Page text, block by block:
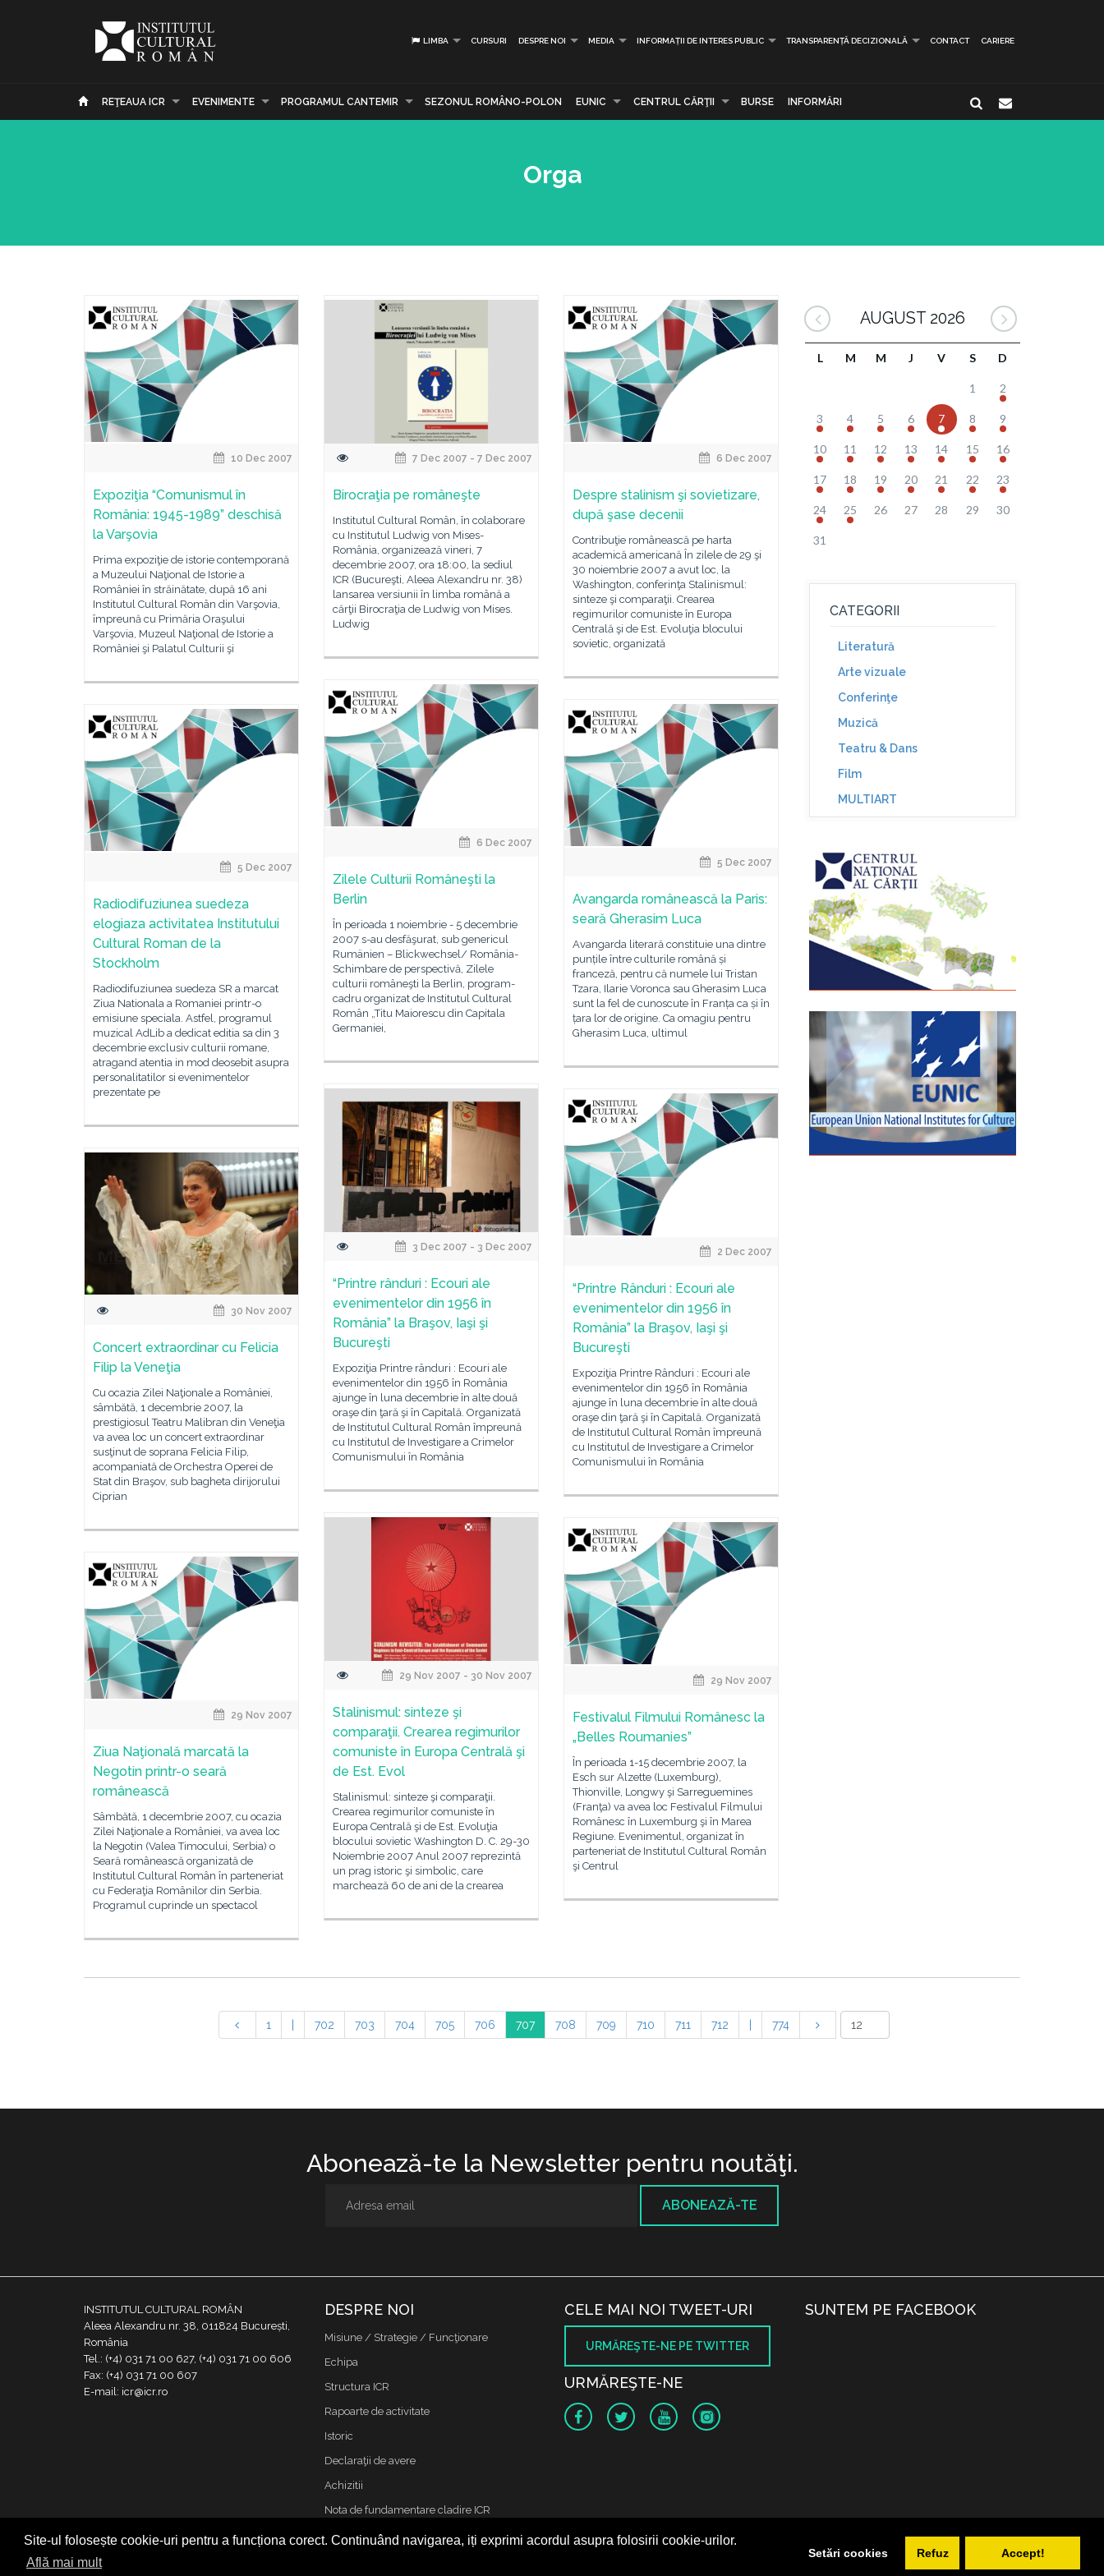
Site-ul folosește cookie-uri pentru a funcționa corect. Continuând navigarea, iți exprimi acordul asupra folosirii cookie-urilor.
Află mai mult
Setări cookies Refuz Accept!
LIMBA CURSURI DESPRE NOI MEDIA INFORMAȚII DE INTERES PUBLIC TRANSPARENȚĂ DECIZIONALĂ CONTACT CARIERE
REŢEAUA ICR EVENIMENTE PROGRAMUL CANTEMIR SEZONUL ROMÂNO-POLON EUNIC CENTRUL CĂRŢII BURSE INFORMĂRI
Orga
10 Dec 2007
Expoziţia “Comunismul în
România: 1945-1989” deschisă
la Varşovia
Prima expoziţie de istorie contemporană
a Muzeului Naţional de Istorie a
României în străinătate, după 16 ani
Institutul Cultural Român din Varşovia,
împreună cu Primăria Oraşului
Varşovia, Muzeul Naţional de Istorie a
României şi Palatul Culturii şi
7 Dec 2007 - 7 Dec 2007
Birocraţia pe româneşte
Institutul Cultural Român, în colaborare
cu Institutul Ludwig von Mises-
România, organizează vineri, 7
decembrie 2007, ora 18:00, la sediul
ICR (Bucureşti, Aleea Alexandru nr. 38)
lansarea versiunii în limba română a
cărţii Birocraţia de Ludwig von Mises.
Ludwig
6 Dec 2007
Despre stalinism şi sovietizare,
după şase decenii
Contribuţie românească pe harta
academică americană În zilele de 29 şi
30 noiembrie 2007 a avut loc, la
Washington, conferinţa Stalinismul:
sinteze şi comparaţii. Crearea
regimurilor comuniste în Europa
Centrală şi de Est. Evoluţia blocului
sovietic, organizată
6 Dec 2007
Zilele Culturii Româneşti la
Berlin
În perioada 1 noiembrie - 5 decembrie
2007 s-au desfăşurat, sub genericul
Rumänien – Blickwechsel/ România-
Schimbare de perspectivă, Zilele
culturii româneşti la Berlin, program-
cadru organizat de Institutul Cultural
Român „Titu Maiorescu din Capitala
Germaniei,
5 Dec 2007
Avangarda românească la Paris:
seară Gherasim Luca
Avangarda literară constituie una dintre
punțile între culturile română și
franceză, pentru că numele lui Tristan
Tzara, Ilarie Voronca sau Gherasim Luca
sunt la fel de cunoscute în Franța ca și în
țara lor de origine. Ca omagiu pentru
Gherasim Luca, ultimul
5 Dec 2007
Radiodifuziunea suedeza
elogiaza activitatea Institutului
Cultural Roman de la
Stockholm
Radiodifuziunea suedeza SR a marcat
Ziua Nationala a Romaniei printr-o
emisiune speciala. Astfel, programul
muzical AdLib a dedicat editia sa din 3
decembrie exclusiv culturii romane,
atragand atentia in mod deosebit asupra
personalitatilor si evenimentelor
prezentate pe
3 Dec 2007 - 3 Dec 2007
“Printre rânduri : Ecouri ale
evenimentelor din 1956 în
România” la Braşov, Iaşi şi
Bucureşti
Expoziţia Printre rânduri : Ecouri ale
evenimentelor din 1956 în România
ajunge în luna decembrie în alte două
oraşe din ţară şi în Capitală. Organizată
de Institutul Cultural Român împreună
cu Institutul de Investigare a Crimelor
Comunismului în România
2 Dec 2007
“Printre Rânduri : Ecouri ale
evenimentelor din 1956 în
România” la Braşov, Iaşi şi
Bucureşti
Expoziţia Printre Rânduri : Ecouri ale
evenimentelor din 1956 în România
ajunge în luna decembrie în alte două
oraşe din ţară şi în Capitală. Organizată
de Institutul Cultural Român împreună
cu Institutul de Investigare a Crimelor
Comunismului în România
30 Nov 2007
Concert extraordinar cu Felicia
Filip la Veneţia
Cu ocazia Zilei Naţionale a României,
sâmbătă, 1 decembrie 2007, la
prestigiosul Teatru Malibran din Veneţia
va avea loc un concert extraordinar
susţinut de soprana Felicia Filip,
acompaniată de Orchestra Operei de
Stat din Braşov, sub bagheta dirijorului
Ciprian
29 Nov 2007 - 30 Nov 2007
Stalinismul: sinteze şi
comparaţii. Crearea regimurilor
comuniste în Europa Centrală şi
de Est. Evol
Stalinismul: sinteze şi comparaţii.
Crearea regimurilor comuniste în
Europa Centrală şi de Est. Evoluţia
blocului sovietic Washington D. C. 29-30
Noiembrie 2007 Anul 2007 reprezintă
un prag istoric şi simbolic, care
marchează 60 de ani de la crearea
29 Nov 2007
Festivalul Filmului Românesc la
„Belles Roumanies”
În perioada 1-15 decembrie 2007, la
Esch sur Alzette (Luxemburg),
Thionville, Longwy şi Sarreguemines
(Franţa) va avea loc Festivalul Filmului
Românesc în Luxemburg şi în Marea
Regiune. Evenimentul, organizat în
parteneriat de Institutul Cultural Român
şi Centrul
29 Nov 2007
Ziua Naţională marcată la
Negotin printr-o seară
românească
Sâmbătă, 1 decembrie 2007, cu ocazia
Zilei Naţionale a României, va avea loc
la Negotin (Valea Timocului, Serbia) o
Seară românească organizată de
Institutul Cultural Român în parteneriat
cu Federaţia Românilor din Serbia.
Programul cuprinde un spectacol
AUGUST 2026
L M M J V S D
1 2
3 4 5 6 7 8 9
10 11 12 13 14 15 16
17 18 19 20 21 22 23
24 25 26 27 28 29 30
31
CATEGORII
Literatură
Arte vizuale
Conferinţe
Muzică
Teatru & Dans
Film
MULTIART
1 702 703 704 705 706 707 708 709 710 711 712 774
Abonează-te la Newsletter pentru noutăţi.
ABONEAZĂ-TE
INSTITUTUL CULTURAL ROMÂN
Aleea Alexandru nr. 38, 011824 București,
România
Tel.: (+4) 031 71 00 627, (+4) 031 71 00 606
Fax: (+4) 031 71 00 607
E-mail: icr@icr.ro
DESPRE NOI
Misiune / Strategie / Funcţionare
Echipa
Structura ICR
Rapoarte de activitate
Istoric
Declaraţii de avere
Achizitii
Nota de fundamentare cladire ICR
Contact
CELE MAI NOI TWEET-URI
URMĂREŞTE-NE PE TWITTER
URMĂREŞTE-NE
SUNTEM PE FACEBOOK